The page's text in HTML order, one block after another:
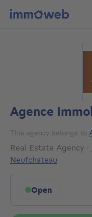
Agence
This agency belongs to
Real Estate Agency ·
Neufchateau
Open
Click to display